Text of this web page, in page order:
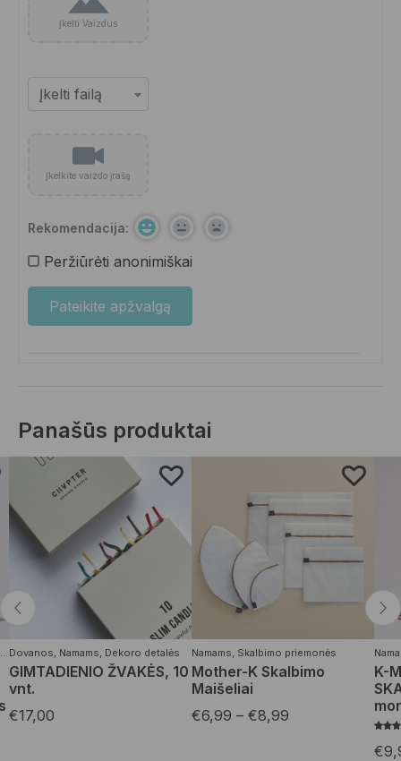
Įkelti Vaizdus
Įkelkite vaizdo įrašą
Rekomendacija:
Peržiūrėti anonimiškai
Panašūs produktai
Dovanos Namams Dekoro detalės
GIMTADIENIO ŽVAKĖS, 10
vnt.
€17,00
Namams Skalbimo priemonės
Mother-K Skalbimo
Maišeliai
€6,99 – €8,99
K-
€